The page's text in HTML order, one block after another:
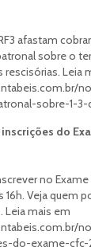
afastam
sobre o
rescisórias. Leia
sobre-1-
do
no
16h. Veja quem
Leia mais em
do-exame-